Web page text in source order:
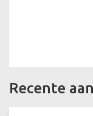
Recente